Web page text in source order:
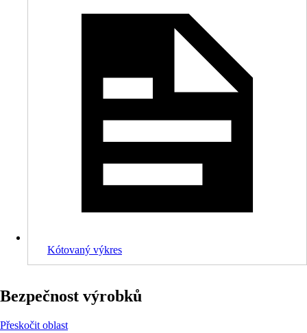
Kótovaný výkres
Bezpečnost výrobků
Přeskočit oblast